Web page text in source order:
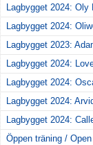
Lagbygget 2024: Oly
Lagbygget 2024:
Lagbygget 2023:
Lagbygget 2024:
Lagbygget 2024:
Lagbygget 2024:
Lagbygget 2024:
Öppen träning /